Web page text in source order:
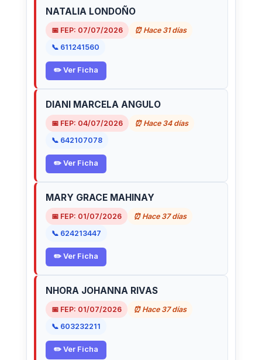
NATALIA LONDOÑO
📅 FEP: 07/07/2026
⏰ Hace 31 días
📞 611241560
✏️ Ver Ficha
DIANI MARCELA ANGULO
📅 FEP: 04/07/2026
⏰ Hace 34 días
📞 642107078
✏️ Ver Ficha
MARY GRACE MAHINAY
📅 FEP: 01/07/2026
⏰ Hace 37 días
📞 624213447
✏️ Ver Ficha
NHORA JOHANNA RIVAS
📅 FEP: 01/07/2026
⏰ Hace 37 días
📞 603232211
✏️ Ver Ficha